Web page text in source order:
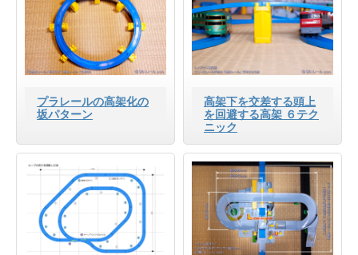
プラレールの高架化の
坂パターン
高架下を交差する頭上
を回避する高架 ６テク
ニック